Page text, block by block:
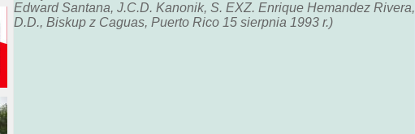
Edward Santana, J.C.D. Kanonik, S. EXZ. Enrique Hemandez Rivera,
D.D., Biskup z Caguas, Puerto Rico 15 sierpnia 1993 r.)